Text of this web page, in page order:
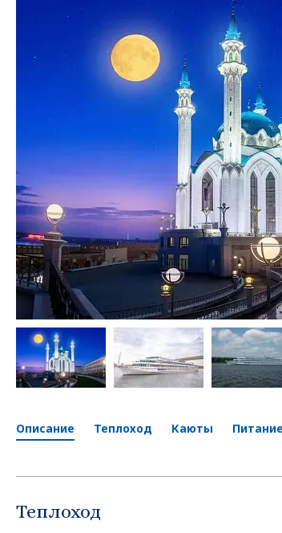
Описание Теплоход Каюты Питание
Теплоход